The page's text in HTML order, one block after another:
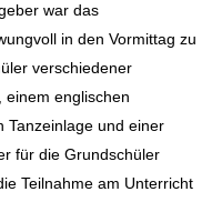
war das
in den Vormittag zu
verschiedener
einem englischen
Tanzeinlage und einer
für die Grundschüler
Teilnahme am Unterricht